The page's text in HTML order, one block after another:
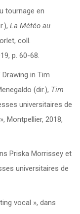
tournage en
La Météo au
coll.
p. 60-68.
in Tim
(dir.), Tim
universitaires de
Montpellier, 2018,
Priska Morrissey et
universitaires de
vocal », dans